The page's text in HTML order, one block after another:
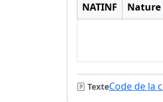
NATINF Nature
TexteCode de la